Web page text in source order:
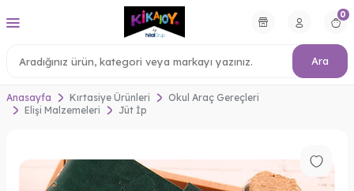
Ara
0
Anasayfa Kırtasiye Ürünleri
Okul Araç Gereçleri
Elişi Malzemeleri
Jüt İp